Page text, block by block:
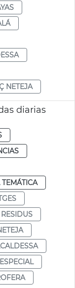
NETEJA
diarias
RESIDUS